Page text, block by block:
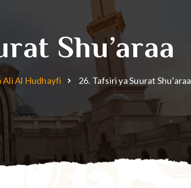
Shu’araa
Ali Al Hudhayfi 26. Tafsiri ya Suurat Shu’araa